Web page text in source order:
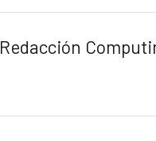
Redacción